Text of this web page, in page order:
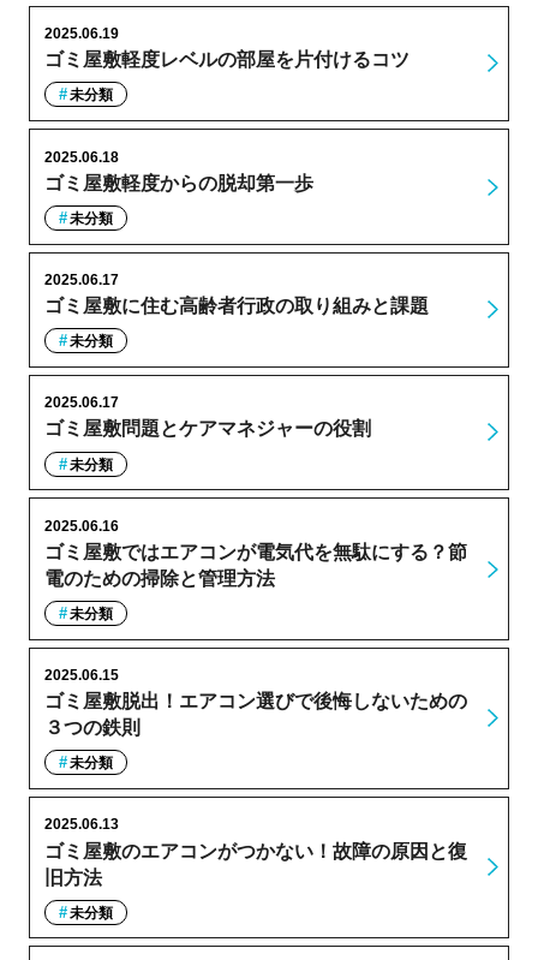
ゴミ屋敷軽度レベルの部屋を片付けるコツ
2025.06.19
未分類
ゴミ屋敷軽度からの脱却第一歩
2025.06.18
未分類
ゴミ屋敷に住む高齢者行政の取り組みと課題
2025.06.17
未分類
ゴミ屋敷問題とケアマネジャーの役割
2025.06.17
未分類
ゴミ屋敷ではエアコンが電気代を無駄にする？節
電のための掃除と管理方法
2025.06.16
未分類
ゴミ屋敷脱出！エアコン選びで後悔しないための
３つの鉄則
2025.06.15
未分類
ゴミ屋敷のエアコンがつかない！故障の原因と復
旧方法
2025.06.13
未分類